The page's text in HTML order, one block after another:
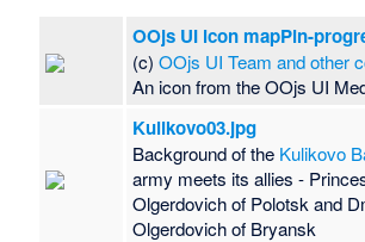
OOjs UI icon mapPin-
(c)OOjs UI Team and other
An icon from the OOjs UI
Kulikovo03.jpg
Background of the Kulikovo
army meets its allies -
Olgerdovich of Polotsk and
Olgerdovich of Bryansk